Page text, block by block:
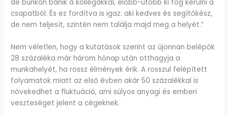
de bunkón bánik a kollégákkal, előbb-utóbb ki fog kerülni a
csapatból. És ez fordítva is igaz: aki kedves és segítőkész,
de nem teljesít, szintén nem találja majd meg a helyét.”
Nem véletlen, hogy a kutatások szerint az újonnan belépők
28 százaléka már három hónap után otthagyja a
munkahelyét, ha rossz élmények érik. A rosszul felépített
folyamatok miatt az első évben akár 50 százalékkal is
növekedhet a fluktuáció, ami súlyos anyagi és emberi
veszteséget jelent a cégeknek.